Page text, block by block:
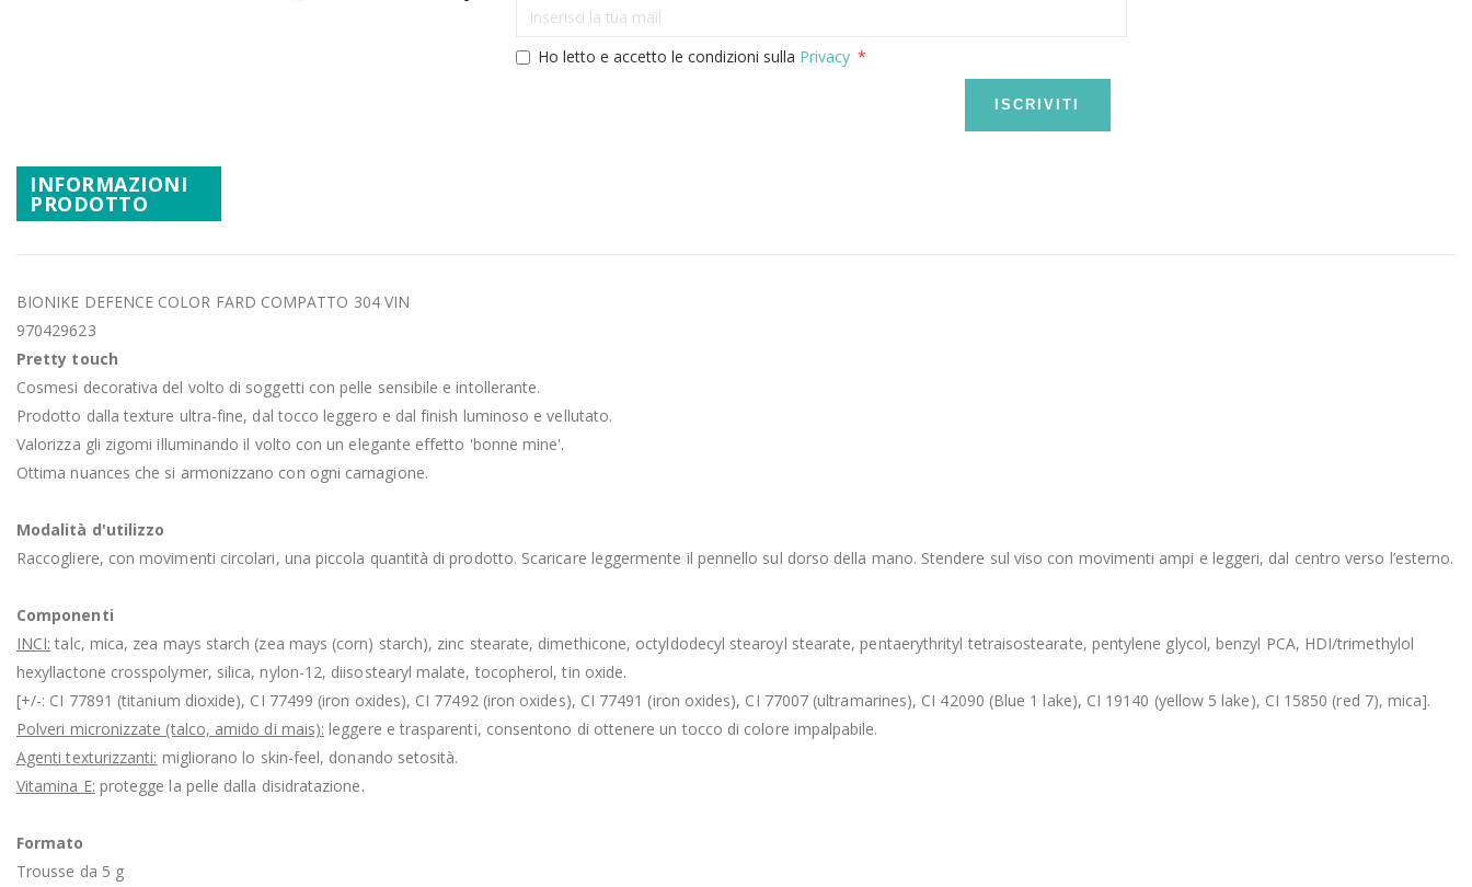
immagini
Ho letto e accetto le condizioni sulla Privacy
ISCRIVITI
INFORMAZIONI
PRODOTTO
BIONIKE DEFENCE COLOR FARD COMPATTO 304 VIN
970429623
Pretty touch
Cosmesi decorativa del volto di soggetti con pelle sensibile e intollerante.
Prodotto dalla texture ultra-fine, dal tocco leggero e dal finish luminoso e vellutato.
Valorizza gli zigomi illuminando il volto con un elegante effetto 'bonne mine'.
Ottima nuances che si armonizzano con ogni carnagione.
Modalità d'utilizzo
Raccogliere, con movimenti circolari, una piccola quantità di prodotto. Scaricare leggermente il pennello sul dorso della mano. Stendere sul viso con movimenti ampi e leggeri, dal centro verso l’esterno.
Componenti
INCI: talc, mica, zea mays starch (zea mays (corn) starch), zinc stearate, dimethicone, octyldodecyl stearoyl stearate, pentaerythrityl tetraisostearate, pentylene glycol, benzyl PCA, HDI/trimethylol
hexyllactone crosspolymer, silica, nylon-12, diisostearyl malate, tocopherol, tin oxide.
[+/-: CI 77891 (titanium dioxide), CI 77499 (iron oxides), CI 77492 (iron oxides), CI 77491 (iron oxides), CI 77007 (ultramarines), CI 42090 (Blue 1 lake), CI 19140 (yellow 5 lake), CI 15850 (red 7), mica].
Polveri micronizzate (talco, amido di mais): leggere e trasparenti, consentono di ottenere un tocco di colore impalpabile.
Agenti texturizzanti: migliorano lo skin-feel, donando setosità.
Vitamina E: protegge la pelle dalla disidratazione.
Formato
Trousse da 5 g